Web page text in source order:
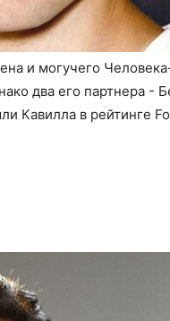
и могучего
два его партнера -
Кавилла в рейтинге